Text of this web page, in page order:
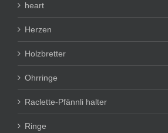
heart
Herzen
Holzbretter
Ohrringe
Raclette-Pfännli halter
Ringe